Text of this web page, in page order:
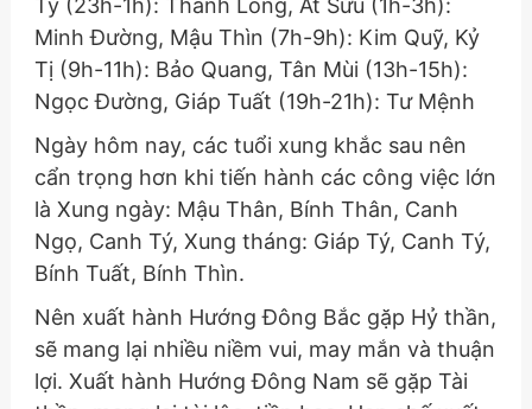
Tý (23h-1h): Thanh Long, Ất Sửu (1h-3h):
Minh Đường, Mậu Thìn (7h-9h): Kim Quỹ, Kỷ
Tị (9h-11h): Bảo Quang, Tân Mùi (13h-15h):
Ngọc Đường, Giáp Tuất (19h-21h): Tư Mệnh
Ngày hôm nay, các tuổi xung khắc sau nên
cẩn trọng hơn khi tiến hành các công việc lớn
là Xung ngày: Mậu Thân, Bính Thân, Canh
Ngọ, Canh Tý, Xung tháng: Giáp Tý, Canh Tý,
Bính Tuất, Bính Thìn.
Nên xuất hành Hướng Đông Bắc gặp Hỷ thần,
sẽ mang lại nhiều niềm vui, may mắn và thuận
lợi. Xuất hành Hướng Đông Nam sẽ gặp Tài